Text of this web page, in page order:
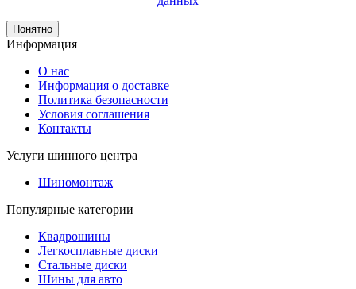
Понятно
Информация
О нас
Информация о доставке
Политика безопасности
Условия соглашения
Контакты
Услуги шинного центра
Шиномонтаж
Популярные категории
Квадрошины
Легкосплавные диски
Стальные диски
Шины для авто